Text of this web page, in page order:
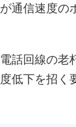
通信速度の
話回線の老
低下を招く